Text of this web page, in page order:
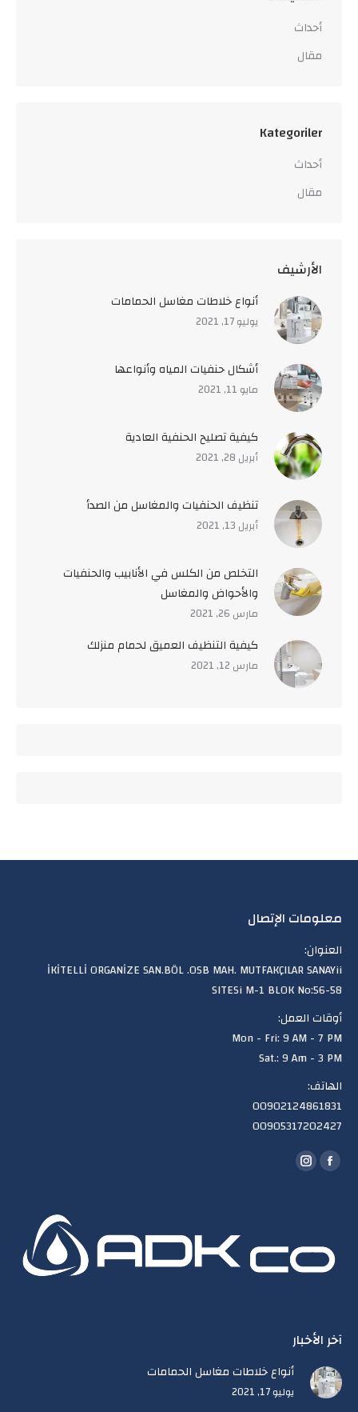
أحداث
مقال
Kategoriler
أحداث
مقال
اﻷرشيف
أنواع خلاطات مغاسل الحمامات
يوليو 17, 2021
أشكال حنفيات المياه وأنواعها
مايو 11, 2021
كيفية تصليح الحنفية العادية
أبريل 28, 2021
تنظيف الحنفيات والمغاسل من الصدأ
أبريل 13, 2021
التخلص من الكلس في الأنابيب والحنفيات
والأحواض والمغاسل
مارس 26, 2021
كيفية التنظيف العميق لحمام منزلك
مارس 12, 2021
معلومات الإتصال
العنوان:
İKİTELLİ ORGANİZE SAN.BÖL .OSB MAH. MUTFAKÇILAR SANAYii
SITESi M-1 BLOK No:56-58
أوقات العمل:
Mon - Fri: 9 AM - 7 PM
Sat.: 9 Am - 3 PM
الهاتف:
00902124861831
00905317202427
Find us on:
Facebook
new
window
Instagram
new
window
آخر الأخبار
أنواع خلاطات مغاسل الحمامات
يوليو 17, 2021